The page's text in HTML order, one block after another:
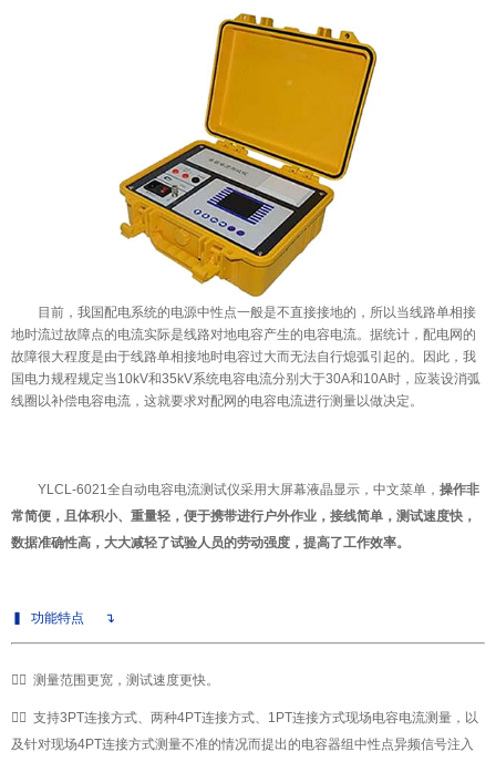
目前，我国配电系统的电源中性点一般是不直接接地的，所以当线路单相接
地时流过故障点的电流实际是线路对地电容产生的电容电流。据统计，配电网的
故障很大程度是由于线路单相接地时电容过大而无法自行熄弧引起的。因此，我
国电力规程规定当10kV和35kV系统电容电流分别大于30A和10A时，应装设消弧
线圈以补偿电容电流，这就要求对配网的电容电流进行测量以做决定。
YLCL-6021全自动电容电流测试仪采用大屏幕液晶显示，中文菜单， 操作非
常简便，且体积小、重量轻，便于携带进行户外作业，接线简单，测试速度快，
数据准确性高，大大减轻了试验人员的劳动强度，提高了工作效率。
功能特点 ↴
 ✔ 测量范围更宽，测试速度更快。
 ✔ 支持3PT连接方式、两种4PT连接方式、1PT连接方式现场电容电流测量，以
及针对现场4PT连接方式测量不准的情况而提出的电容器组中性点异频信号注入